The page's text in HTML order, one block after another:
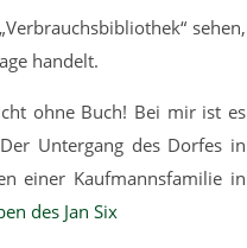
sehen,
handelt.
ohne Buch! Bei mir ist es
Untergang des Dorfes in
einer Kaufmannsfamilie in
des Jan Six